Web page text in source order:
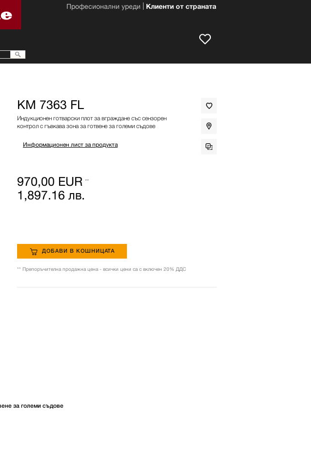
KM 7363 FL
Индукционен готварски плот за вграждане със сензорен
контрол с гъвкава зона за готвене за големи съдове
Информационен лист за продукта
970,00 EUR **
1,897.16 лв.
ДОБАВИ В КОШНИЦАТА
** Препоръчителна продажна цена - всички цени са с включен 20% ДДС
за големи съдове
Клиенти от страната
Професионални уреди